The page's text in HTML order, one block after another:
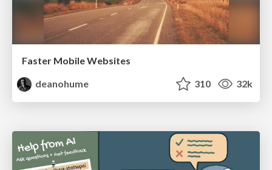
Faster Mobile Websites
deanohume
310 32k